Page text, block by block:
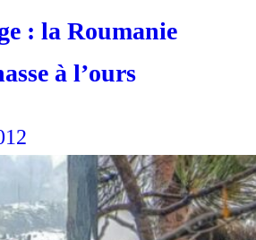
: la Roumanie
à l’ours